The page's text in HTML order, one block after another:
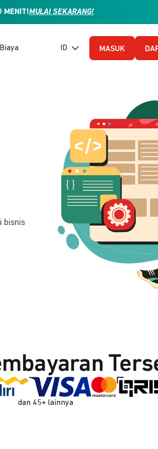
MENIT!MULAI SEKARANG!
Biaya ID (Bahasa Indonesia)
MASUK
bisnis
dan 45+ lainnya